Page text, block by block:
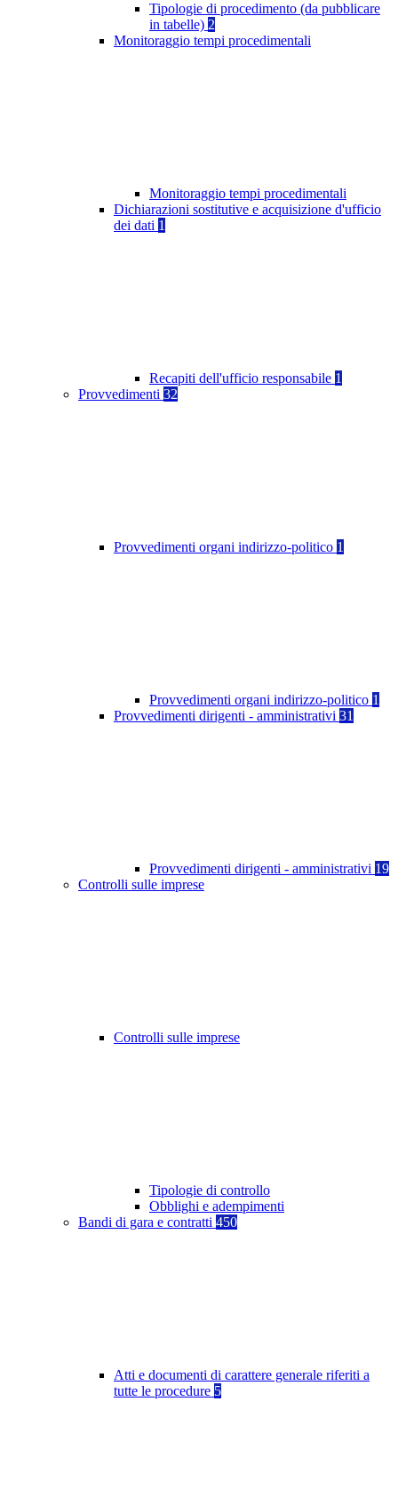
Tipologie di procedimento (da pubblicare
in tabelle) 2
Monitoraggio tempi procedimentali
Monitoraggio tempi procedimentali
Dichiarazioni sostitutive e acquisizione d'ufficio
dei dati 1
Recapiti dell'ufficio responsabile 1
Provvedimenti 32
Provvedimenti organi indirizzo-politico 1
Provvedimenti organi indirizzo-politico 1
Provvedimenti dirigenti - amministrativi 31
Provvedimenti dirigenti - amministrativi 19
Controlli sulle imprese
Controlli sulle imprese
Tipologie di controllo
Obblighi e adempimenti
Bandi di gara e contratti 450
Atti e documenti di carattere generale riferiti a
tutte le procedure 5